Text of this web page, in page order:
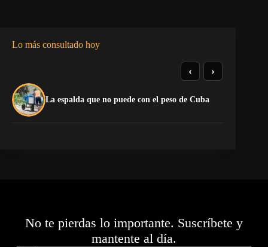
Lo más consultado hoy
La espalda que no puede con el peso de Cuba
‹ ›
No te pierdas lo importante. Suscríbete y
mantente al día.